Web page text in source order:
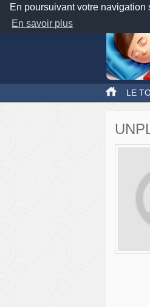
En poursuivant votre
En savoir plus
LE